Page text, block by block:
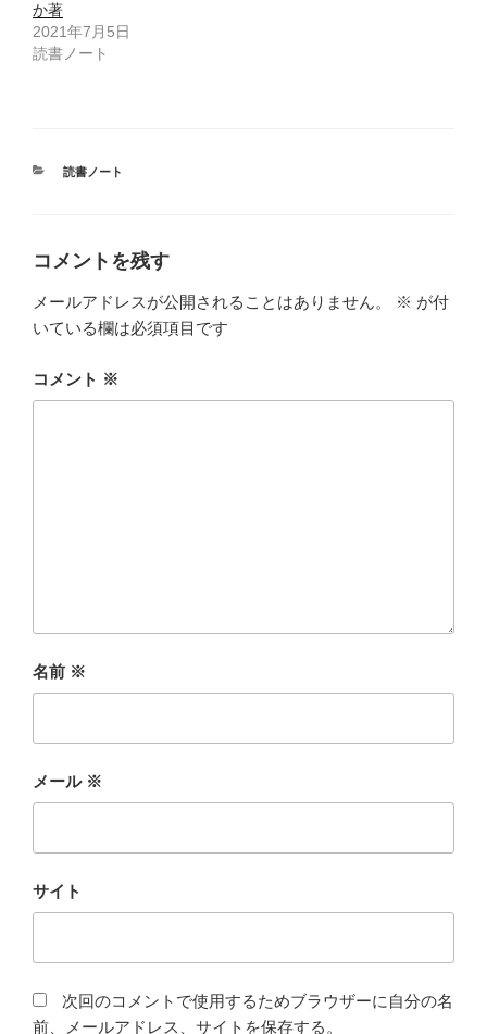
ま
す
か著
2021年7月5日
読書ノート
カ
読書ノート
コメントを残す
メールアドレスが公開されることはありません。 ※ が付
いている欄は必須項目です
コメント ※
名前 ※
メール ※
サイト
次回のコメントで使用するためブラウザーに自分の名
前、メールアドレス、サイトを保存する。